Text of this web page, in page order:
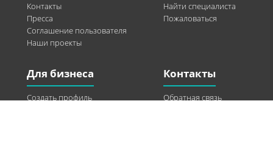
Контакты
Пресса
Соглашение пользователя
Наши проекты
Найти специалиста
Пожаловаться
Для бизнеса
Создать профиль
Контакты
Обратная связь